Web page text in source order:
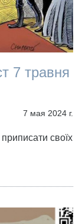
7 травня
7 мая 2024 г.
своїх